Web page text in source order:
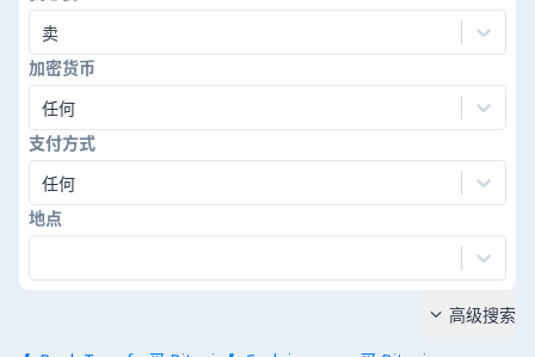
卖
加密货币
任何
支付方式
任何
地点
 高级搜索